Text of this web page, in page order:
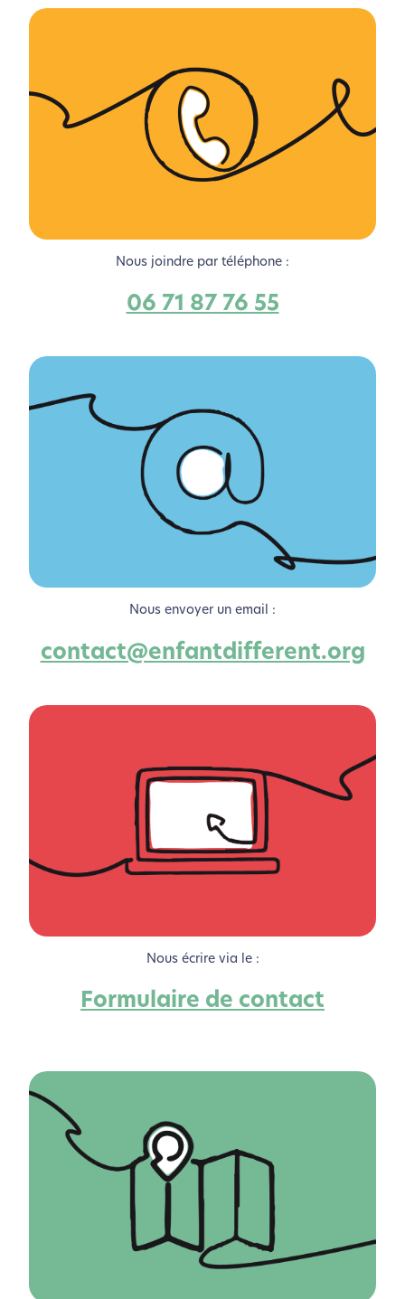
Nous joindre par téléphone :
06 71 87 76 55
Nous envoyer un email :
contact@enfantdifferent.org
Nous écrire via le :
Formulaire de contact